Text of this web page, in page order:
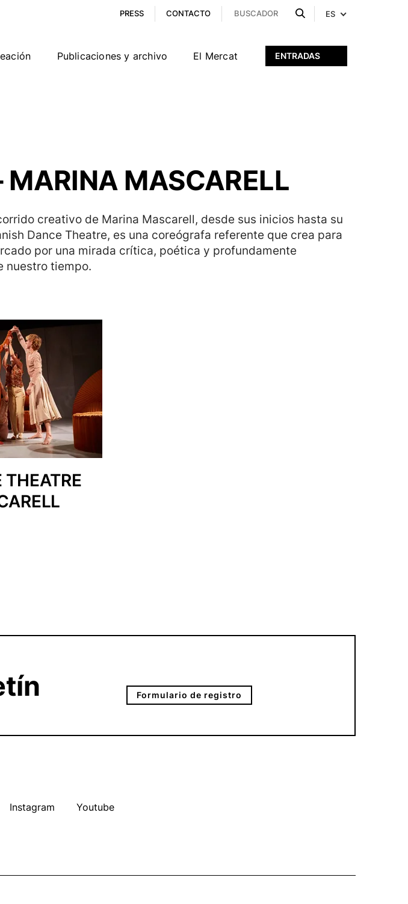
PRESS CONTACTO ES
ENTRADAS
Publicaciones y archivo El Mercat
MARINA MASCARELL
creativo de Marina Mascarell, desde sus inicios hasta su
Dance Theatre, es una coreógrafa referente que crea para
por una mirada crítica, poética y profundamente
nuestro tiempo.
Formulario de registro
Instagram Youtube